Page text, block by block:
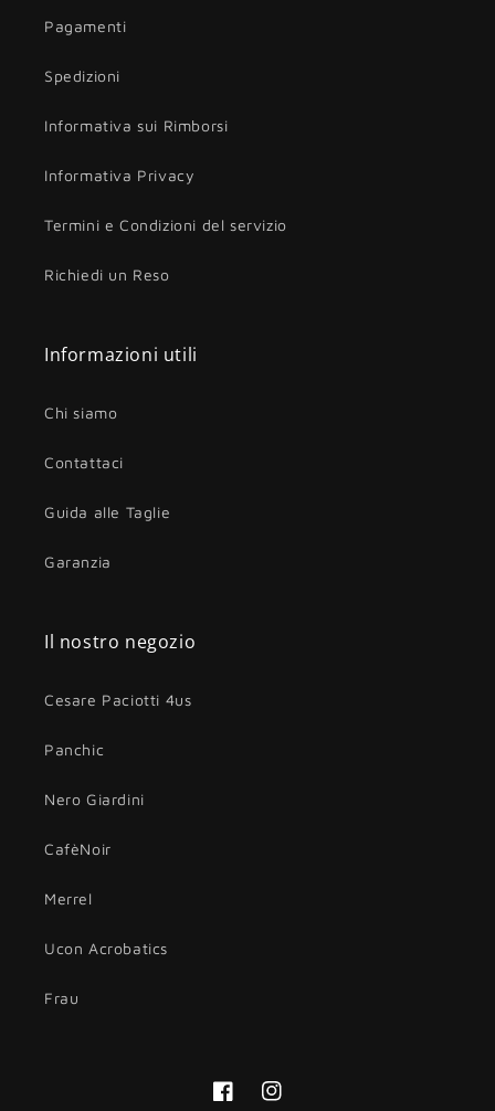
Pagamenti
Spedizioni
Informativa sui Rimborsi
Informativa Privacy
Termini e Condizioni del servizio
Richiedi un Reso
Informazioni utili
Chi siamo
Contattaci
Guida alle Taglie
Garanzia
Il nostro negozio
Cesare Paciotti 4us
Panchic
Nero Giardini
CafèNoir
Merrel
Ucon Acrobatics
Frau
FacebookInstagram